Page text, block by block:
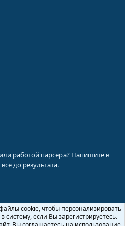
работой парсера? Напишите в
до результата.
cookie, чтобы персонализировать
систему, если Вы зарегистрируетесь.